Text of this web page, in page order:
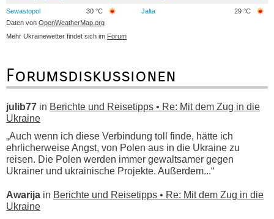
Sewastopol 30 °C Jalta
29 °C
Daten von OpenWeatherMap.org
Mehr Ukrainewetter findet sich im Forum
Forumsdiskussionen
julib77 in Berichte und Reisetipps • Re: Mit dem Zug in die
Ukraine
„Auch wenn ich diese Verbindung toll finde, hätte ich
ehrlicherweise Angst, von Polen aus in die Ukraine zu
reisen. Die Polen werden immer gewaltsamer gegen
Ukrainer und ukrainische Projekte. Außerdem...“
Awarija in Berichte und Reisetipps • Re: Mit dem Zug in die
Ukraine